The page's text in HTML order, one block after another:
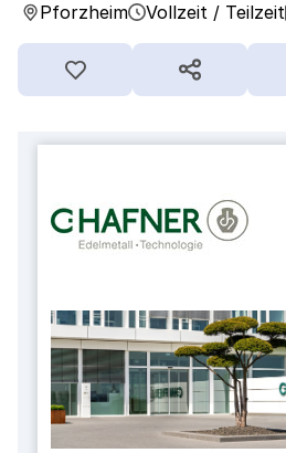
Pforzheim Vollzeit / Teilzeit